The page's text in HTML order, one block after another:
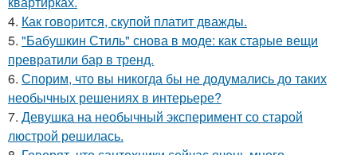
4. Как говорится, скупой платит дважды.
5. "Бабушкин Стиль" снова в моде: как старые вещи
превратили бар в тренд.
6. Спорим, что вы никогда бы не додумались до таких
необычных решениях в интерьере?
7. Девушка на необычный эксперимент со старой
люстрой решилась.